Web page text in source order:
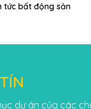
tức bất động sản
dự án của các